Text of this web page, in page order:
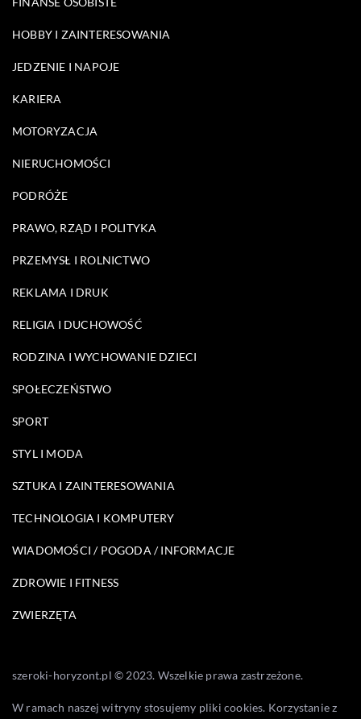
HOBBY I ZAINTERESOWANIA
JEDZENIE I NAPOJE
KARIERA
MOTORYZACJA
NIERUCHOMOŚCI
PODRÓŻE
PRAWO, RZĄD I POLITYKA
PRZEMYSŁ I ROLNICTWO
REKLAMA I DRUK
RELIGIA I DUCHOWOŚĆ
RODZINA I WYCHOWANIE DZIECI
SPOŁECZEŃSTWO
SPORT
STYL I MODA
SZTUKA I ZAINTERESOWANIA
TECHNOLOGIA I KOMPUTERY
WIADOMOŚCI / POGODA / INFORMACJE
ZDROWIE I FITNESS
ZWIERZĘTA
szeroki-horyzont.pl © 2023. Wszelkie prawa zastrzeżone.
W ramach naszej witryny stosujemy pliki cookies. Korzystanie z